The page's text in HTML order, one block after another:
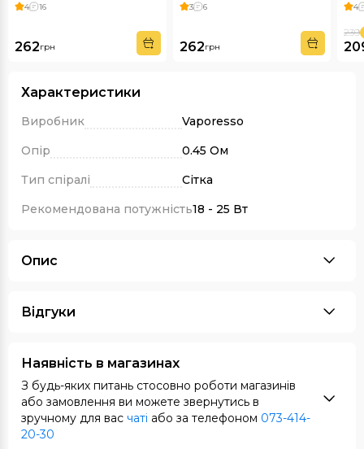
4 16
262грн
3 6
262грн
4
239
Характеристики
Виробник
Vaporesso
Опір
0.45 Ом
Тип спіралі
Сітка
Рекомендована потужність18 - 25 Вт
Опис
Відгуки
Наявність в магазинах
З будь-яких питань стосовно роботи магазинів
або замовлення ви можете звернутись в
зручному для вас чаті або за телефоном 073-414-
20-30